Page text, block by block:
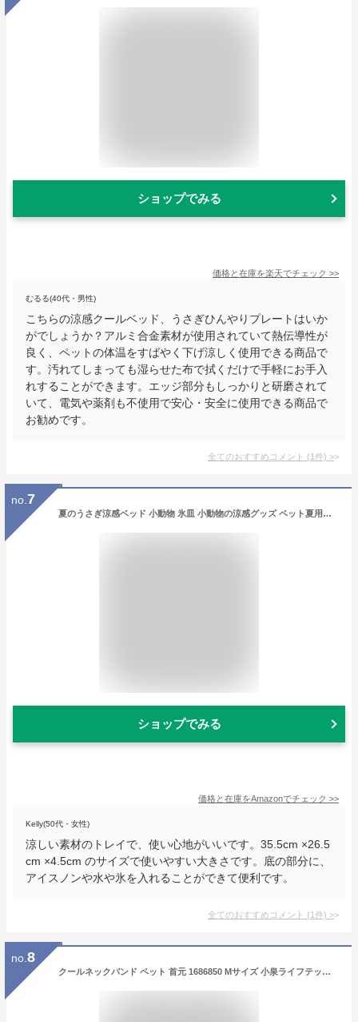
ショップでみる
価格と在庫を楽天でチェック >>
むるる(40代・男性)
こちらの涼感クールベッド、うさぎひんやりプレートはいか
がでしょうか？アルミ合金素材が使用されていて熱伝導性が
良く、ペットの体温をすばやく下げ涼しく使用できる商品で
す。汚れてしまっても湿らせた布で拭くだけで手軽にお手入
れすることができます。エッジ部分もしっかりと研磨されて
いて、電気や薬剤も不使用で安心・安全に使用できる商品で
お勧めです。
全てのおすすめコメント (1件) >
no. 7
夏のうさぎ涼感ベッド 小動物 氷皿 小動物の涼感グッズ ペット夏用睡眠ベッド 冷却マット 小動物に適用 熱中症対策 暑さ対策 ハムスター モルモット、ミンク、チンチラ 涼感ベッド 物理冷却 冷却するペット用ベッド
ショップでみる
価格と在庫をAmazonでチェック >>
Kelly(50代・女性)
涼しい素材のトレイで、使い心地がいいです。35.5cm ×26.5
cm ×4.5cm のサイズで使いやすい大きさです。底の部分に、
アイスノンや水や氷を入れることができて便利です。
全てのおすすめコメント (1件) >
no. 8
クールネックバンド ペット 首元 1686850 Mサイズ 小泉ライフテックス ピンク ピンクムーン ミント ブルースプラッシュ ネッククーラー プレゼント 景品 子供 保冷剤 長時間 首元ひんやり 熱中症対策 義務化 おしゃれ ギフト クールリング アイス 28℃以下 犬 クールネック